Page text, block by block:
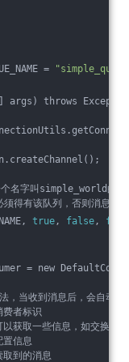
=
throws
simple_world的队列
该队列，否则消息会
true , false ,
= new
消息后，会自动执行
标识
些信息，如交换机
息
的消息